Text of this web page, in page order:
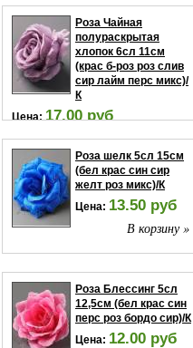
Роза Чайная
полураскрытая
хлопок 6сл 11см
(крас б-роз роз слив
сир лайм перс микс)/
К
Цена:17.00 руб
В корзину »
Роза шелк 5сл 15см
(бел крас син сир
желт роз микс)/К
Цена: 13.50 руб
В корзину »
Роза Блессинг 5сл
12,5см (бел крас син
перс роз бордо сир)/К
Цена: 12.00 руб